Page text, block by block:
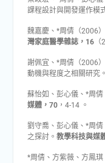
課程設計與開發運作模
魏嘉慶、*周倩（2006
灣家庭醫學雜誌，16（
謝佩宜、*周倩（2006
動機與程度之相關研究。
蘇怡如、彭心儀、*周
媒體，70，4-14 。
劉守喬、彭心儀、*周
之探討。 教學科技與媒
*周倩、方紫薇、方鳳